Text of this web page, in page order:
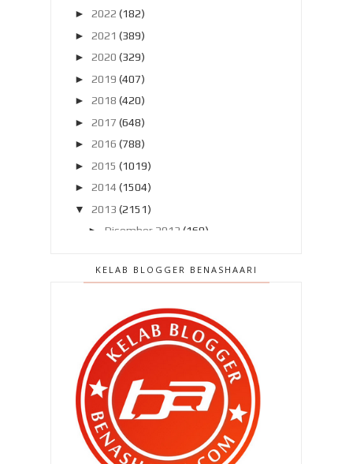
► 2022 (182)
► 2021 (389)
► 2020 (329)
► 2019 (407)
► 2018 (420)
► 2017 (648)
► 2016 (788)
► 2015 (1019)
► 2014 (1504)
▼
2013 (2151)
► Disember 2013 (169)
►Oktober 2013 (160)
Ogos 2013(182)
►Julai 2013(220)
►
Jun 2013
►
Mei 2013
(186)
April 2013
(149)
►Mac 2013
►Februari 2013
(188)
KELAB BLOGGER BENASHAARI